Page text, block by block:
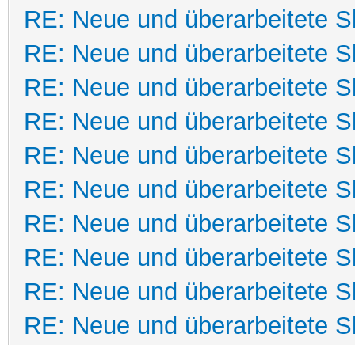
RE: Neue und überarbeitete
RE: Neue und überarbeitete
RE: Neue und überarbeitete
RE: Neue und überarbeitete
RE: Neue und überarbeitete
RE: Neue und überarbeitete
RE: Neue und überarbeitete
RE: Neue und überarbeitete
RE: Neue und überarbeitete
RE: Neue und überarbeitete